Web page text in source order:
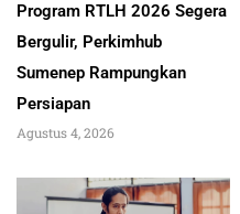
Program RTLH 2026 Segera
Bergulir, Perkimhub
Sumenep Rampungkan
Persiapan
Agustus 4, 2026